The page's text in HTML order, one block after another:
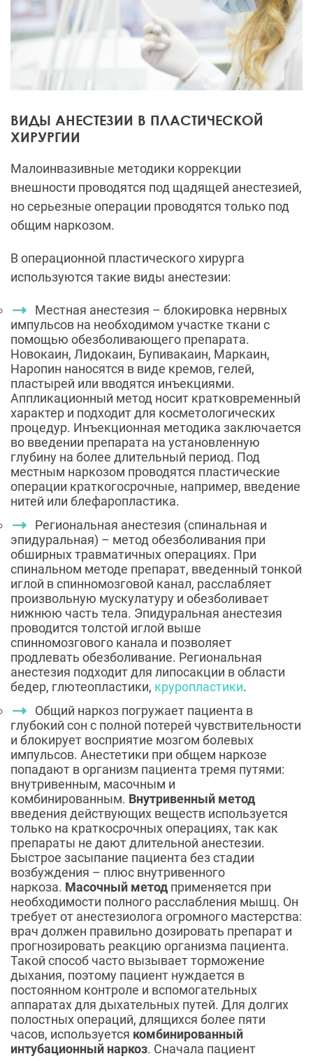
ВИДЫ АНЕСТЕЗИИ В ПЛАСТИЧЕСКОЙ
ХИРУРГИИ
Малоинвазивные методики коррекции
внешности проводятся под щадящей анестезией,
но серьезные операции проводятся только под
общим наркозом.
В операционной пластического хирурга
используются такие виды анестезии:
Местная анестезия – блокировка нервных
импульсов на необходимом участке ткани с
помощью обезболивающего препарата.
Новокаин, Лидокаин, Бупивакаин, Маркаин,
Наропин наносятся в виде кремов, гелей,
пластырей или вводятся инъекциями.
Аппликационный метод носит кратковременный
характер и подходит для косметологических
процедур. Инъекционная методика заключается
во введении препарата на установленную
глубину на более длительный период. Под
местным наркозом проводятся пластические
операции краткогосрочные, например, введение
нитей или блефаропластика.
Региональная анестезия (спинальная и
эпидуральная) – метод обезболивания при
обширных травматичных операциях. При
спинальном методе препарат, введенный тонкой
иглой в спинномозговой канал, расслабляет
произвольную мускулатуру и обезболивает
нижнюю часть тела. Эпидуральная анестезия
проводится толстой иглой выше
спинномозгового канала и позволяет
продлевать обезболивание. Региональная
анестезия подходит для липосакции в области
бедер, глютеопластики, круропластики.
Общий наркоз погружает пациента в
глубокий сон с полной потерей чувствительности
и блокирует восприятие мозгом болевых
импульсов. Анестетики при общем наркозе
попадают в организм пациента тремя путями:
внутривенным, масочным и
комбинированным. Внутривенный метод
введения действующих веществ используется
только на краткосрочных операциях, так как
препараты не дают длительной анестезии.
Быстрое засыпание пациента без стадии
возбуждения – плюс внутривенного
наркоза. Масочный метод применяется при
необходимости полного расслабления мышц. Он
требует от анестезиолога огромного мастерства:
врач должен правильно дозировать препарат и
прогнозировать реакцию организма пациента.
Такой способ часто вызывает торможение
дыхания, поэтому пациент нуждается в
постоянном контроле и вспомогательных
аппаратах для дыхательных путей. Для долгих
полостных операций, длящихся более пяти
часов, используется комбинированный
интубационный наркоз. Сначала пациент